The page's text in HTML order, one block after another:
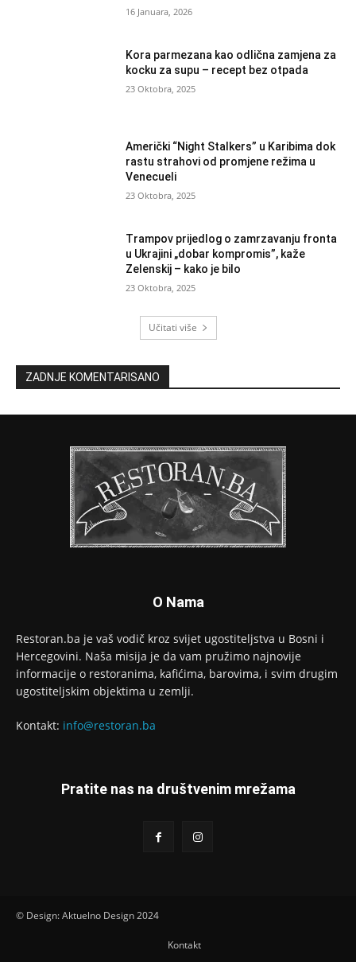
16 Januara, 2026
Kora parmezana kao odlična zamjena za
kocku za supu – recept bez otpada
23 Oktobra, 2025
Američki “Night Stalkers” u Karibima dok
rastu strahovi od promjene režima u
Venecueli
23 Oktobra, 2025
Trampov prijedlog o zamrzavanju fronta
u Ukrajini „dobar kompromis”, kaže
Zelenskij – kako je bilo
23 Oktobra, 2025
Učitati više
ZADNJE KOMENTARISANO
O Nama
Restoran.ba je vaš vodič kroz svijet ugostiteljstva u Bosni i
Hercegovini. Naša misija je da vam pružimo najnovije
informacije o restoranima, kafićima, barovima, i svim drugim
ugostiteljskim objektima u zemlji.
Kontakt: info@restoran.ba
Pratite nas na društvenim mrežama
© Design: Aktuelno Design 2024
Kontakt